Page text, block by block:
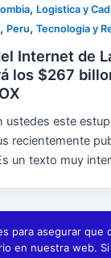
, Logistica y
, Peru,Tecnologia y
Internet de
los $267
ustedes este
recientemente
un texto muy
1 … 32 33
para asegurar que
en nuestra web.